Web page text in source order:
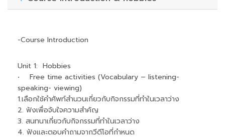
-Course Introduction
Unit 1: Hobbies
• Free time activities (Vocabulary – listening-
speaking- viewing)
1.เลือกใช้คำศัพท์สำนวนเกี่ยวกับกิจกรรมที่ทำในเวลาว่าง
2. ฟังเพื่อจับใจความสำคัญ
3. สนทนาเกี่ยวกับกิจกรรมที่ทำในเวลาว่าง
4. ฟังและตอบคำถามจากวีดีโอที่กำหนด